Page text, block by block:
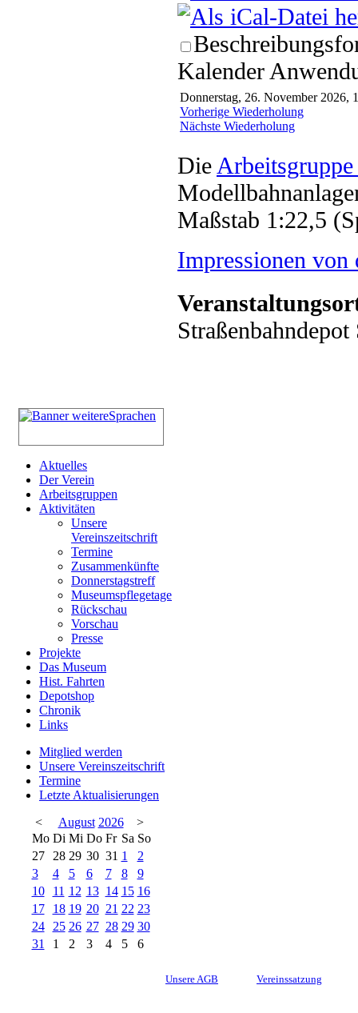
Kalender
Donnerstag, 26. November 2026,
Vorherige Wiederholung
Nächste Wiederholung
Die
Maßstab 1:22,5
Impressionen von
Straßenbahndepot
Aktuelles
Der Verein
Arbeitsgruppen
Aktivitäten
Unsere
Vereinszeitschrift
Termine
Zusammenkünfte
Donnerstagstreff
Museumspflegetage
Rückschau
Vorschau
Presse
Projekte
Das Museum
Hist. Fahrten
Depotshop
Chronik
Links
Mitglied werden
Unsere Vereinszeitschrift
Termine
Letzte Aktualisierungen
<
August 2026
>
Mo Di Mi Do Fr Sa So
27
28 29 30 31 1
2
3
4 5 6 7 8
9
10
11 12 13 14 15 16
17
18 19 20 21 22 23
24
25 26 27 28 29 30
31
1 2 3 4 5 6
Unsere AGB Vereinssatzung